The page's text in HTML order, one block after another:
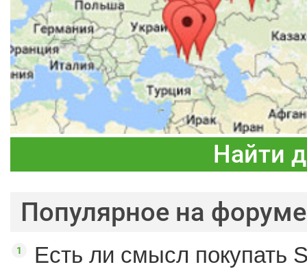
Найти
Популярное на форуме
Есть ли смысл покупать